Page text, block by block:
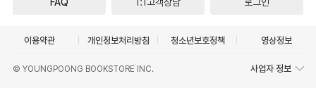
이용약관 개인정보처리방침 청소년보호정책 영상정보
© YOUNGPOONG BOOKSTORE INC. 사업자 정보